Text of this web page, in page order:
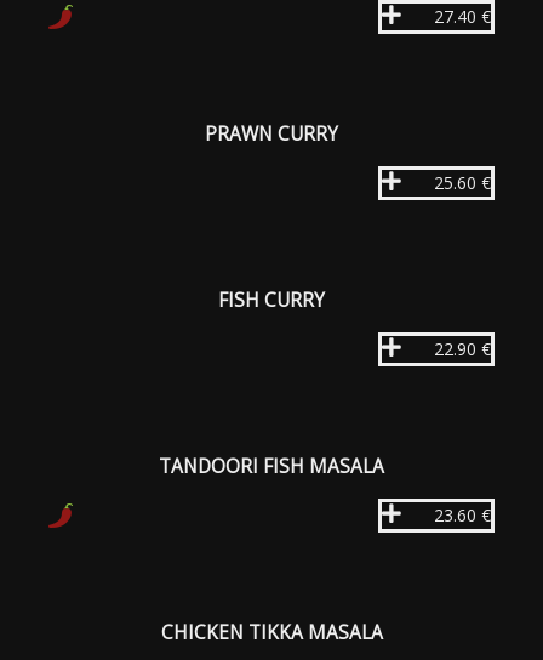
27.40 €
PRAWN CURRY
25.60 €
FISH CURRY
22.90 €
TANDOORI FISH MASALA
23.60 €
CHICKEN TIKKA MASALA